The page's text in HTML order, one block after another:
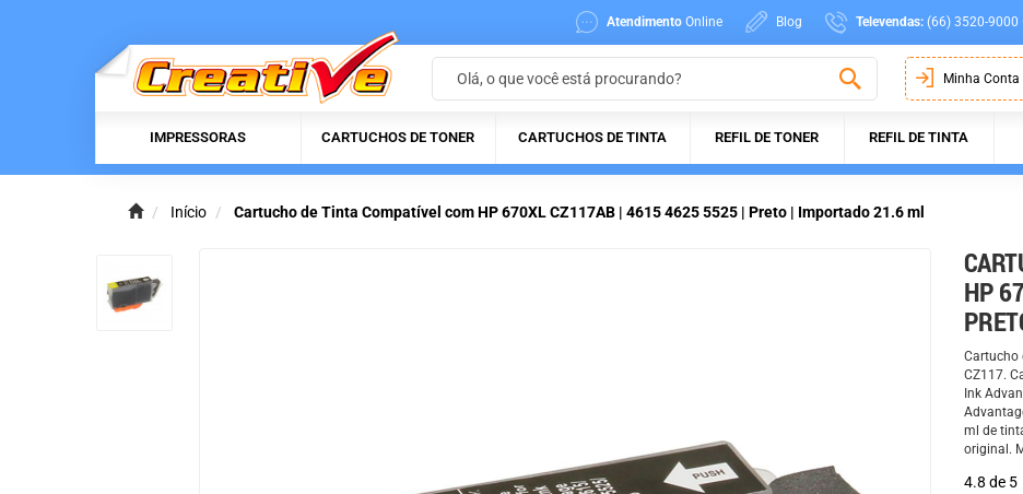
Atendimento Online Blog Televendas: (66) 3520-9000
Minha Conta
IMPRESSORAS CARTUCHOS DE TONER CARTUCHOS DE TINTA REFIL DE TONER REFIL DE TINTA
Início Cartucho de Tinta Compatível com HP 670XL CZ117AB | 4615 4625 5525 | Preto | Importado 21.6 ml
HP
Cartucho
CZ117.
Ink
ml de
original.
4.8 de 5